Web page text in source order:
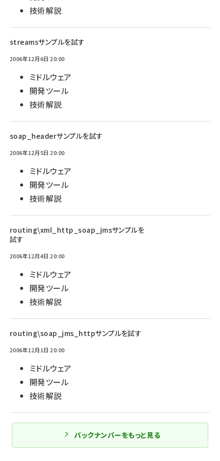
技術解説
streamsサンプルを試す
2006年12月6日 20:00
ミドルウェア
開発ツール
技術解説
soap_headerサンプルを試す
2006年12月5日 20:00
ミドルウェア
開発ツール
技術解説
routing\xml_http_soap_jmsサンプルを
試す
2006年12月4日 20:00
ミドルウェア
開発ツール
技術解説
routing\soap_jms_httpサンプルを試す
2006年12月1日 20:00
ミドルウェア
開発ツール
技術解説
バックナンバーをもっと見る